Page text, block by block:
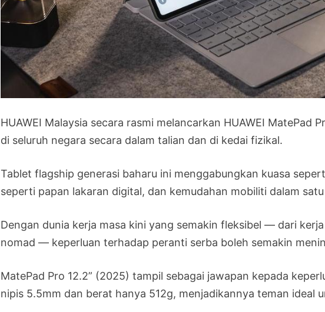
HUAWEI Malaysia secara rasmi melancarkan HUAWEI MatePad
di seluruh negara secara dalam talian dan di kedai fizikal.
Tablet flagship generasi baharu ini menggabungkan kuasa
seperti papan lakaran digital, dan kemudahan mobiliti dalam
Dengan dunia kerja masa kini yang semakin fleksibel — dari
nomad — keperluan terhadap peranti serba boleh semakin
MatePad Pro 12.2” (2025) tampil sebagai jawapan kepada
nipis 5.5mm dan berat hanya 512g, menjadikannya teman ideal